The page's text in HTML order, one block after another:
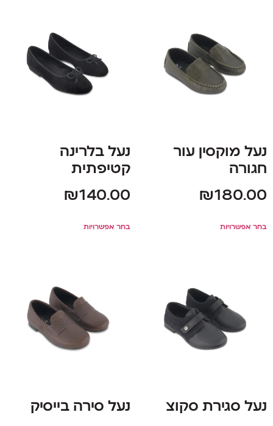
נעל מוקסין עור
חגורה
₪180.00
בחר אפשרויות
נעל בלרינה
קטיפתית
₪140.00
בחר אפשרויות
נעל סגירת סקוצ
נעל סירה בייסיק